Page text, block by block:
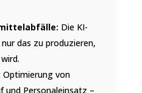
Die KI-
das zu produzieren,
Optimierung von
und Personaleinsatz –